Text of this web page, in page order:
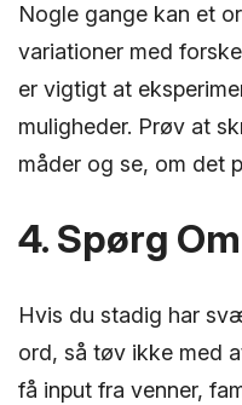
Nogle gange kan et
variationer med
er vigtigt at
muligheder. Prøv at
måder og se, om det
4. Spørg
Hvis du stadig har
ord, så tøv ikke med
få input fra venner,